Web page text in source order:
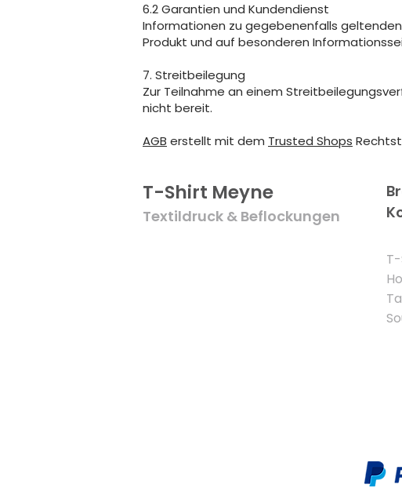
6.2 Garantien und Kundendienst
Informationen zu gegebenenfalls
Produkt und auf besonderen
7. Streitbeilegung
Zur Teilnahme an einem
nicht bereit.
AGB erstellt mit dem Trusted Shops
T-Shirt Meyne
Textildruck & Beflockungen